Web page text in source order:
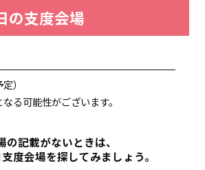
の支度会場
）
る可能性がございます。
の記載がないときは、
度会場を探してみましょう。